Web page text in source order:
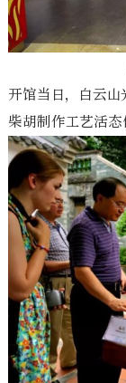
开馆当日，白云
柴胡制作工艺活